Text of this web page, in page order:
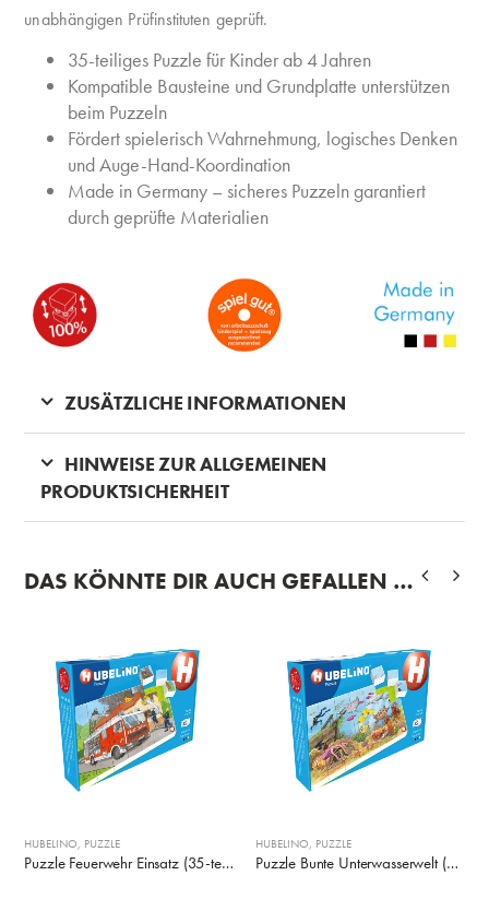
unabhängigen Prüfinstituten geprüft.
35-teiliges Puzzle für Kinder ab 4 Jahren
Kompatible Bausteine und Grundplatte unterstützen
beim Puzzeln
Fördert spielerisch Wahrnehmung, logisches Denken
und Auge-Hand-Koordination
Made in Germany – sicheres Puzzeln garantiert
durch geprüfte Materialien
ZUSÄTZLICHE INFORMATIONEN
HINWEISE ZUR ALLGEMEINEN
PRODUKTSICHERHEIT
DAS KÖNNTE DIR AUCH GEFALLEN …
HUBELINO PUZZLE
Puzzle Feuerwehr Einsatz (35-teilig)
HUBELINO PUZZLE
Puzzle Bunte Unterwasserwelt (35-teilig)